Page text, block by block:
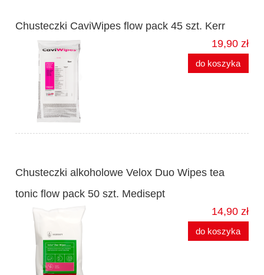
Chusteczki CaviWipes flow pack 45 szt. Kerr
19,90 zł
do koszyka
Chusteczki alkoholowe Velox Duo Wipes tea
tonic flow pack 50 szt. Medisept
14,90 zł
do koszyka